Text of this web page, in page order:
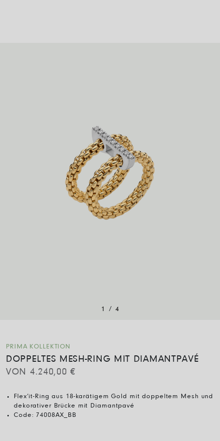
1 / 4
PRIMA KOLLEKTION
DOPPELTES MESH-RING MIT DIAMANTPAVÉ
VON 4.240,00€
Flex’it-Ring aus 18-karätigem Gold mit doppeltem Mesh und
dekorativer Brücke mit Diamantpavé
Code: 74008AX_BB